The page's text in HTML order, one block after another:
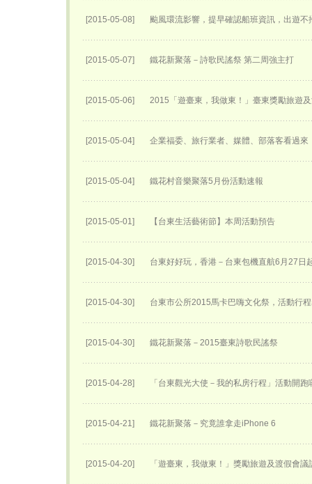
[2015-05-08] 颱風環流影響，提早確認船班資訊，出遊不
[2015-05-07] 鐵花新聚落－詩歌民謠祭 第二周強主打
[2015-05-06] 2015「遊臺東，我做東！」臺東獎勵旅遊
[2015-05-04] 企業福委、旅行業者、媒體、部落客看過
[2015-05-04] 鐵花村音樂聚落5月份活動速報
[2015-05-01] 【台東生活藝術節】本周活動預告
[2015-04-30] 台東好好玩，香港－台東包機直航6月27日​
[2015-04-30] 台東市公所2015馬卡巴嗨文化祭，活動行
[2015-04-30] 鐵花新聚落－2015臺東詩歌民謠祭
[2015-04-28] 「台東觀光大使－我的私房行程」活動開跑
[2015-04-21] 鐵花新聚落－究竟誰拿走iPhone 6
[2015-04-20] 「遊臺東，我做東！」獎勵旅遊及渡假會議